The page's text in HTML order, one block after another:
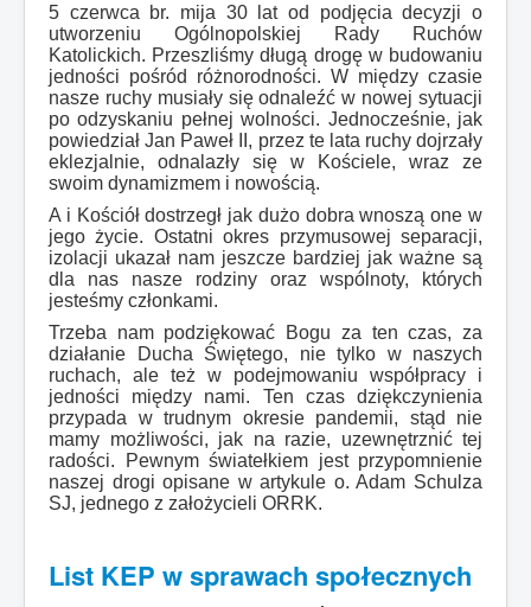
5 czerwca br. mija 30 lat od podjęcia decyzji o
utworzeniu Ogólnopolskiej Rady Ruchów
Katolickich. Przeszliśmy długą drogę w budowaniu
jedności pośród różnorodności. W między czasie
nasze ruchy musiały się odnaleźć w nowej sytuacji
po odzyskaniu pełnej wolności. Jednocześnie, jak
powiedział Jan Paweł II, przez te lata ruchy dojrzały
eklezjalnie, odnalazły się w Kościele, wraz ze
swoim dynamizmem i nowością.
A i Kościół dostrzegł jak dużo dobra wnoszą one w
jego życie. Ostatni okres przymusowej separacji,
izolacji ukazał nam jeszcze bardziej jak ważne są
dla nas nasze rodziny oraz wspólnoty, których
jesteśmy członkami.
Trzeba nam podziękować Bogu za ten czas, za
działanie Ducha Świętego, nie tylko w naszych
ruchach, ale też w podejmowaniu współpracy i
jedności między nami. Ten czas dziękczynienia
przypada w trudnym okresie pandemii, stąd nie
mamy możliwości, jak na razie, uzewnętrznić tej
radości. Pewnym światełkiem jest przypomnienie
naszej drogi opisane w artykule o. Adam Schulza
SJ, jednego z założycieli ORRK.
List KEP w sprawach społecznych